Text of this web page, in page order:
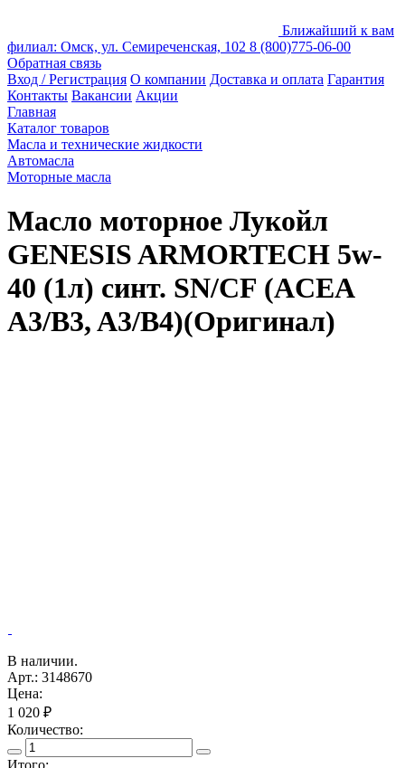
Ближайший к вам
филиал: Омск, ул. Семиреченская, 102 8 (800)775-06-00
Обратная связь
Вход / Регистрация О компании Доставка и оплата Гарантия
Контакты Вакансии Акции
Главная
Каталог товаров
Масла и технические жидкости
Автомасла
Моторные масла
Масло моторное Лукойл
GENESIS ARMORTECH 5w-
40 (1л) синт. SN/CF (ACEA
A3/B3, A3/B4)(Оригинал)
В наличии.
Арт.: 3148670
Цена:
1 020 ₽
Количество:
Итого: